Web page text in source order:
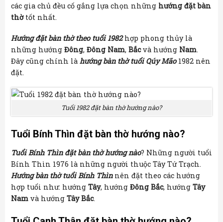
các gia chủ đều cố gắng lựa chọn những hướng đặt bàn
thờtốt nhất.
Hướng đặt bàn thờ theo tuổi 1982hợp phong thủy là
những hướng Đông, Đông Nam, Bắcvà hướng Nam.
Đây cũng chính là hướng bàn thờ tuổi Qúy Mão1982 nên
đặt.
Tuổi 1982 đặt bàn thờ hướng nào?
Tuổi Bính Thìn đặt bàn thờ hướng nào?
Tuổi Bính Thìn đặt bàn thờ hướng nào? Những người tuổi
Bính Thìn 1976 là những người thuộc Tây Tứ Trạch.
Hướng bàn thờ tuổi Bính Thìnnên đặt theo các hướng
hợp tuổi như: hướng Tây, hướng Đông Bắc, hướng Tây
Nam và hướng Tây Bắc.